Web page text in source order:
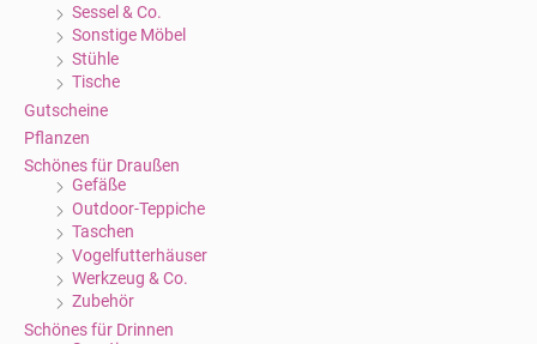
Sessel & Co.
Sonstige Möbel
Stühle
Tische
Gutscheine
Pflanzen
Schönes für Draußen
Gefäße
Outdoor-Teppiche
Taschen
Vogelfutterhäuser
Werkzeug & Co.
Zubehör
Schönes für Drinnen